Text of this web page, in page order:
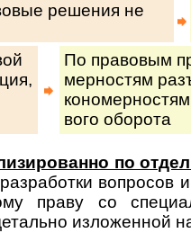
решения не
По правовым
мер­нос­тям
во­го оборота
по
во­п­ро­сов
праву со
изложенной